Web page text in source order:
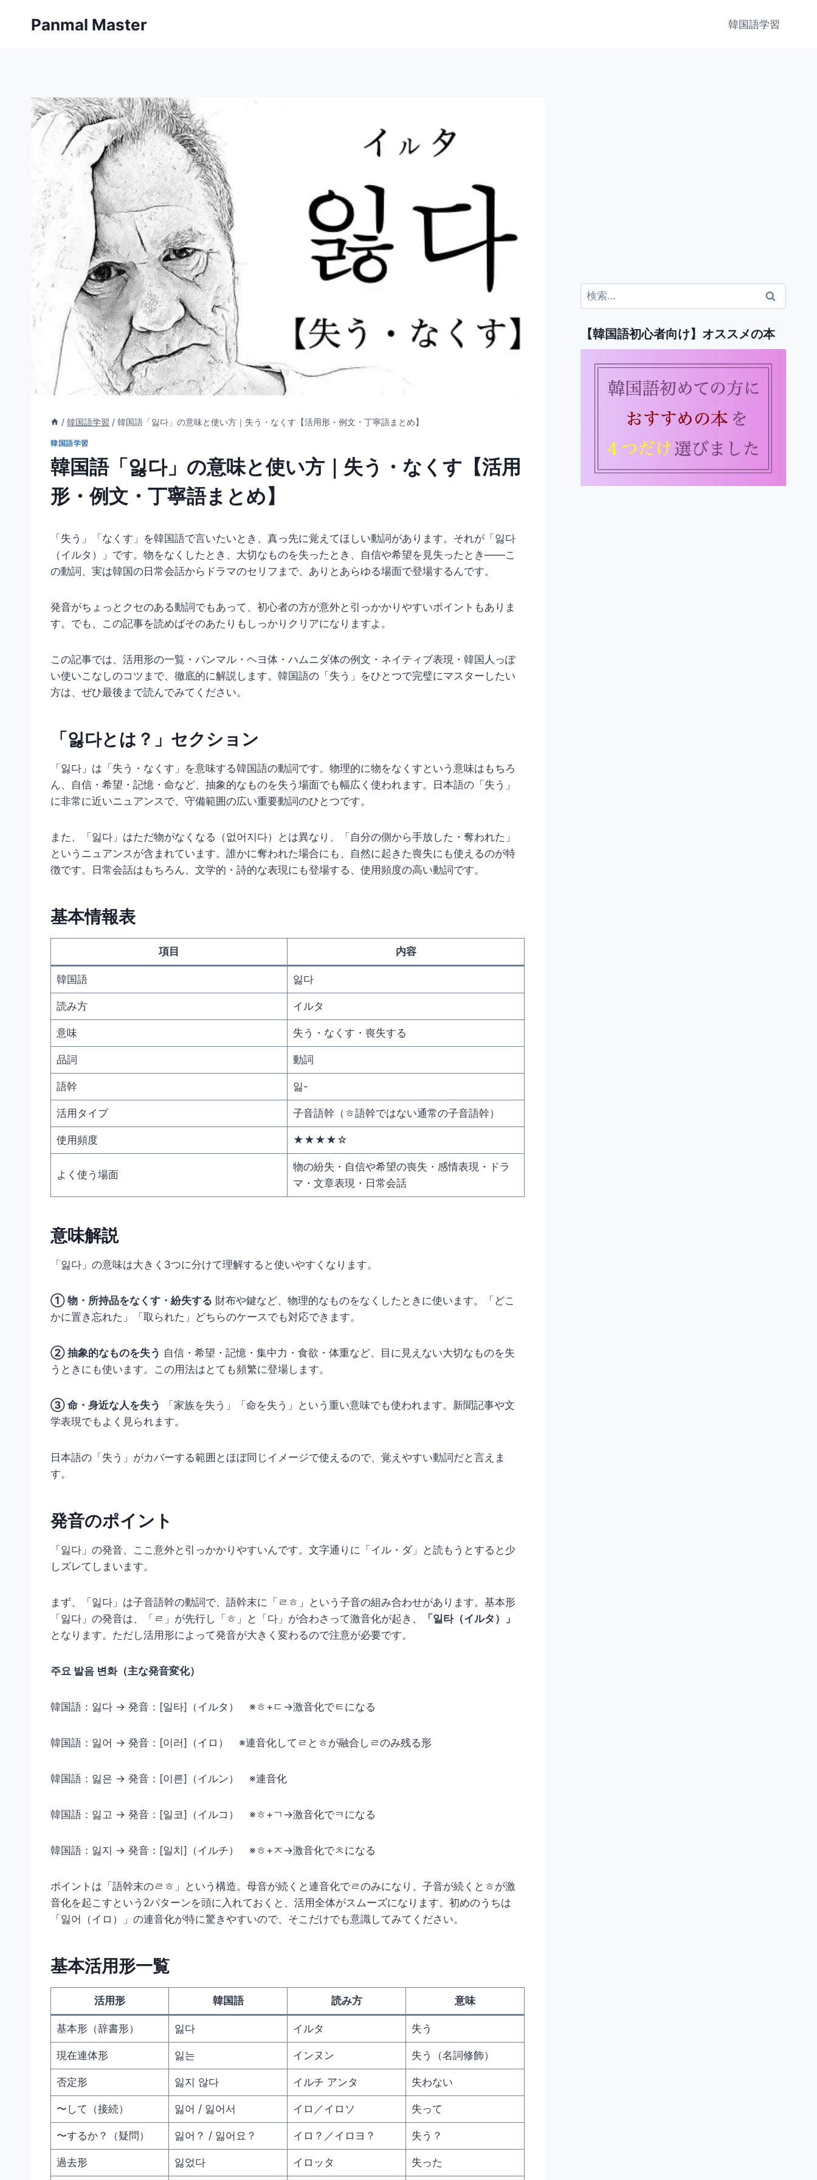
Panmal Master 韓国語学習
/ 韓国語学習 / 韓国語「잃다」の意味と使い方｜失う・なくす【活用形・例文・丁寧語まとめ】
韓国語学習
韓国語「잃다」の意味と使い方｜失う・なくす【活用
形・例文・丁寧語まとめ】
「失う」「なくす」を韓国語で言いたいとき、真っ先に覚えてほしい動詞があります。それが「잃다
（イルタ）」です。物をなくしたとき、大切なものを失ったとき、自信や希望を見失ったとき――こ
の動詞、実は韓国の日常会話からドラマのセリフまで、ありとあらゆる場面で登場するんです。
発音がちょっとクセのある動詞でもあって、初心者の方が意外と引っかかりやすいポイントもありま
す。でも、この記事を読めばそのあたりもしっかりクリアになりますよ。
この記事では、活用形の一覧・パンマル・ヘヨ体・ハムニダ体の例文・ネイティブ表現・韓国人っぽ
い使いこなしのコツまで、徹底的に解説します。韓国語の「失う」をひとつで完璧にマスターしたい
方は、ぜひ最後まで読んでみてください。
「잃다とは？」セクション
「잃다」は「失う・なくす」を意味する韓国語の動詞です。物理的に物をなくすという意味はもちろ
ん、自信・希望・記憶・命など、抽象的なものを失う場面でも幅広く使われます。日本語の「失う」
に非常に近いニュアンスで、守備範囲の広い重要動詞のひとつです。
また、「잃다」はただ物がなくなる（없어지다）とは異なり、「自分の側から手放した・奪われた」
というニュアンスが含まれています。誰かに奪われた場合にも、自然に起きた喪失にも使えるのが特
徴です。日常会話はもちろん、文学的・詩的な表現にも登場する、使用頻度の高い動詞です。
基本情報表
項目 内容
韓国語 잃다
読み方 イルタ
意味 失う・なくす・喪失する
品詞 動詞
語幹 잃-
活用タイプ 子音語幹（ㅎ語幹ではない通常の子音語幹）
使用頻度 ★★★★☆
よく使う場面
物の紛失・自信や希望の喪失・感情表現・ドラ
マ・文章表現・日常会話
意味解説
「잃다」の意味は大きく3つに分けて理解すると使いやすくなります。
① 物・所持品をなくす・紛失する 財布や鍵など、物理的なものをなくしたときに使います。「どこ
かに置き忘れた」「取られた」どちらのケースでも対応できます。
② 抽象的なものを失う 自信・希望・記憶・集中力・食欲・体重など、目に見えない大切なものを失
うときにも使います。この用法はとても頻繁に登場します。
③ 命・身近な人を失う
「家族を失う」「命を失う」という重い意味でも使われます。新聞記事や文
学表現でもよく見られます。
日本語の「失う」がカバーする範囲とほぼ同じイメージで使えるので、覚えやすい動詞だと言えま
す。
発音のポイント
「잃다」の発音、ここ意外と引っかかりやすいんです。文字通りに「イル・ダ」と読もうとすると少
しズレてしまいます。
まず、「잃다」は子音語幹の動詞で、語幹末に「ㄹㅎ」という子音の組み合わせがあります。基本形
「잃다」の発音は、「ㄹ」が先行し「ㅎ」と「다」が合わさって激音化が起き、
「일타（イルタ）」
となります。ただし活用形によって発音が大きく変わるので注意が必要です。
주요 발음 변화（主な発音変化）
韓国語：잃다 → 発音：[일타]（イルタ） ※ㅎ+ㄷ→激音化でㅌになる
韓国語：잃어 → 発音：[이러]（イロ） ※連音化してㄹとㅎが融合しㄹのみ残る形
韓国語：잃은 → 発音：[이른]（イルン） ※連音化
韓国語：잃고 → 発音：[일코]（イルコ） ※ㅎ+ㄱ→激音化でㅋになる
韓国語：잃지 → 発音：[일치]（イルチ） ※ㅎ+ㅈ→激音化でㅊになる
ポイントは「語幹末のㄹㅎ」という構造。母音が続くと連音化でㄹのみになり、子音が続くとㅎが激
音化を起こすという2パターンを頭に入れておくと、活用全体がスムーズになります。初めのうちは
「잃어（イロ）」の連音化が特に驚きやすいので、そこだけでも意識してみてください。
基本活用形一覧
活用形 韓国語 読み方 意味
基本形（辞書形） 잃다 イルタ 失う
現在連体形 잃는 インヌン 失う（名詞修飾）
否定形 잃지 않다 イルチ アンタ 失わない
〜して（接続） 잃어 / 잃어서 イロ／イロソ 失って
〜するか？（疑問） 잃어？ / 잃어요？ イロ？／イロヨ？ 失う？
過去形 잃었다 イロッタ 失った
検
索:
【韓国語初心者向け】オススメの本